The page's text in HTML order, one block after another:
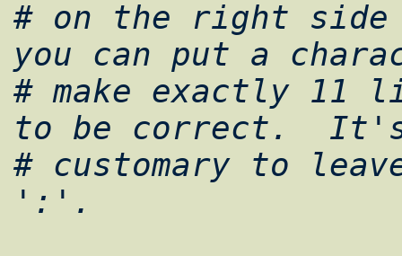
# on the right side
you can put a
# make exactly 11
to be correct.
# customary to
':'.